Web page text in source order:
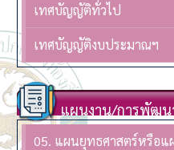
เทศบัญญัติทั่วไป
เทศบัญญัติงบประมาณฯ
แผนงาน/การพัฒน
05. แผนยุทธศาสตร์หรือ